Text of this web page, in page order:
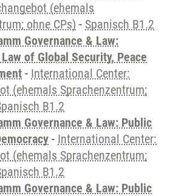
(ehemals
ohne CPs) - Spanisch B1.2
Governance & Law:
of Global Security, Peace
- International Center:
(ehemals Sprachenzentrum;
B1.2
Governance & Law: Public
- International Center:
(ehemals Sprachenzentrum;
B1.2
Governance & Law: Public